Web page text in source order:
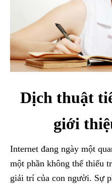
Dịch thuật
giới
Internet đang ngày một
một phần không thể thiếu
giải trí của con người. Sự